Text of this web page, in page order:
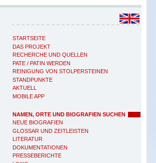
STARTSEITE
DAS PROJEKT
RECHERCHE UND QUELLEN
PATE / PATIN WERDEN
REINIGUNG VON STOLPERSTEINEN
STANDPUNKTE
AKTUELL
MOBILE APP
NAMEN, ORTE UND BIOGRAFIEN SUCHEN
NEUE BIOGRAFIEN
GLOSSAR UND ZEITLEISTEN
LITERATUR
DOKUMENTATIONEN
PRESSEBERICHTE